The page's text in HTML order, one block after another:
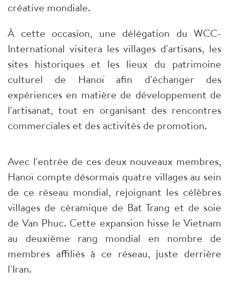
créative mondiale.
À cette occasion, une délégation du WCC-
International visitera les villages d'artisans, les
sites historiques et les lieux du patrimoine
culturel de Hanoï afin d'échanger des
expériences en matière de développement de
l'artisanat, tout en organisant des rencontres
commerciales et des activités de promotion.
Avec l'entrée de ces deux nouveaux membres,
Hanoï compte désormais quatre villages au sein
de ce réseau mondial, rejoignant les célèbres
villages de céramique de Bat Trang et de soie
de Van Phuc. Cette expansion hisse le Vietnam
au deuxième rang mondial en nombre de
membres affiliés à ce réseau, juste derrière
l'Iran.